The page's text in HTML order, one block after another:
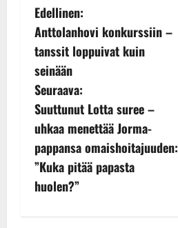
P
o
s
t
n
a
v
Edellinen:
Anttolanhovi konkurssiin –
tanssit loppuivat kuin
seinään
Seuraava:
Suuttunut Lotta suree –
uhkaa menettää Jorma-
pappansa omaishoitajuuden:
”Kuka pitää papasta
huolen?”